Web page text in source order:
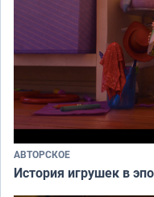
АВТОРСКОЕ
История игрушек в